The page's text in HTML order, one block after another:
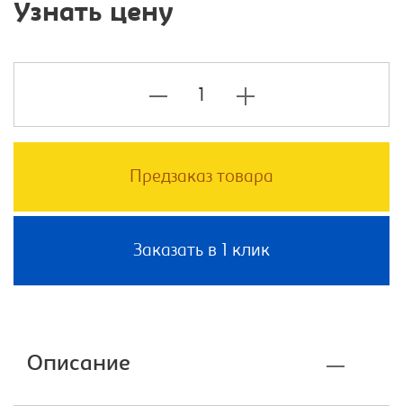
Узнать цену
Предзаказ товара
Заказать в 1 клик
Описание